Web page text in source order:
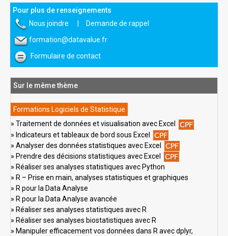
Pour plus de renseignements
Nous joindre
Demande de rappel
formation@datavalue.fr
Formulaire de contact
Sur le même thème
Formations Logiciels de Statistique
Traitement de données et visualisation avec Excel
Indicateurs et tableaux de bord sous Excel
Analyser des données statistiques avec Excel
Prendre des décisions statistiques avec Excel
Réaliser ses analyses statistiques avec Python
R – Prise en main, analyses statistiques et graphiques
R pour la Data Analyse
R pour la Data Analyse avancée
Réaliser ses analyses statistiques avec R
Réaliser ses analyses biostatistiques avec R
Manipuler efficacement vos données dans R avec dplyr,